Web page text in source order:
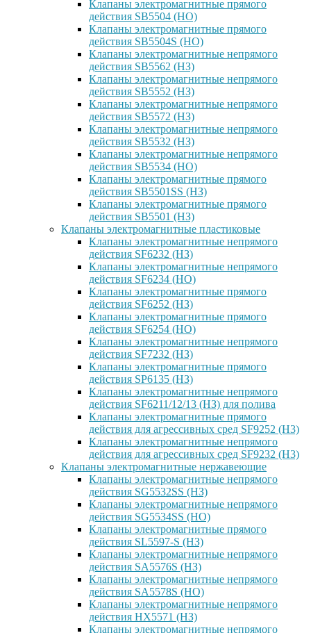
Клапаны электромагнитные прямого
действия SB5504 (НО)
Клапаны электромагнитные прямого
действия SB5504S (НО)
Клапаны электромагнитные непрямого
действия SB5562 (НЗ)
Клапаны электромагнитные непрямого
действия SB5552 (НЗ)
Клапаны электромагнитные непрямого
действия SB5572 (НЗ)
Клапаны электромагнитные непрямого
действия SB5532 (НЗ)
Клапаны электромагнитные непрямого
действия SB5534 (НО)
Клапаны электромагнитные прямого
действия SB5501SS (НЗ)
Клапаны электромагнитные прямого
действия SB5501 (НЗ)
Клапаны электромагнитные пластиковые
Клапаны электромагнитные непрямого
действия SF6232 (НЗ)
Клапаны электромагнитные непрямого
действия SF6234 (НО)
Клапаны электромагнитные прямого
действия SF6252 (НЗ)
Клапаны электромагнитные прямого
действия SF6254 (НО)
Клапаны электромагнитные непрямого
действия SF7232 (НЗ)
Клапаны электромагнитные прямого
действия SP6135 (НЗ)
Клапаны электромагнитные непрямого
действия SF6211/12/13 (НЗ) для полива
Клапаны электромагнитные прямого
действия для агрессивных сред SF9252 (H3)
Клапаны электромагнитные непрямого
действия для агрессивных сред SF9232 (H3)
Клапаны электромагнитные нержавеющие
Клапаны электромагнитные непрямого
действия SG5532SS (НЗ)
Клапаны электромагнитные непрямого
действия SG5534SS (НО)
Клапаны электромагнитные прямого
действия SL5597-S (НЗ)
Клапаны электромагнитные непрямого
действия SA5576S (НЗ)
Клапаны электромагнитные непрямого
действия SA5578S (НО)
Клапаны электромагнитные непрямого
действия HX5571 (НЗ)
Клапаны электромагнитные непрямого